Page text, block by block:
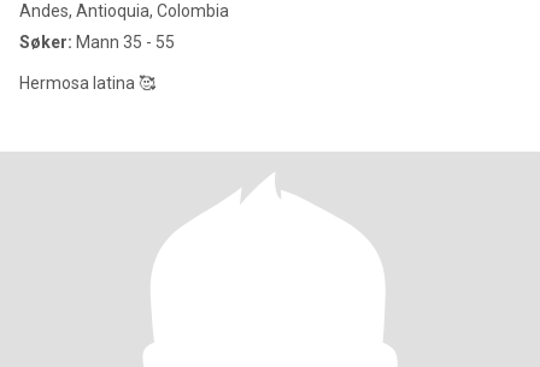
Andes, Antioquia, Colombia
Søker: Mann 35 - 55
Hermosa latina 🥰